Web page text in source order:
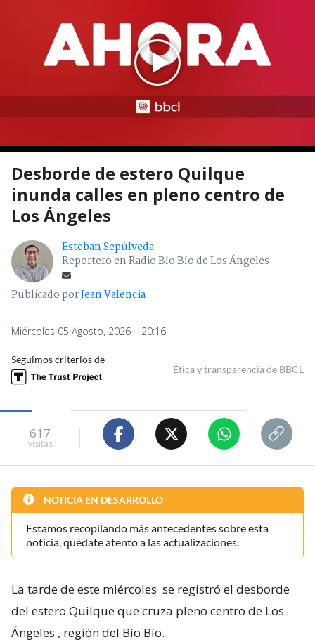
Desborde de estero Quilque
inunda calles en pleno centro de
Los Ángeles
Esteban Sepúlveda
Reportero en Radio Bío Bío de Los Ángeles.
Publicado porJean Valencia
Miércoles 05 Agosto, 2026 | 20:16
Seguimos criterios de
Ética y transparencia de BBCL
617
visitas
NOTICIA EN DESARROLLO
Estamos recopilando más antecedentes sobre esta
noticia, quédate atento a las actualizaciones.
La tarde de este miércoles se registró el desborde
del estero Quilque que cruza pleno centro de Los
Ángeles , región del Bío Bío.